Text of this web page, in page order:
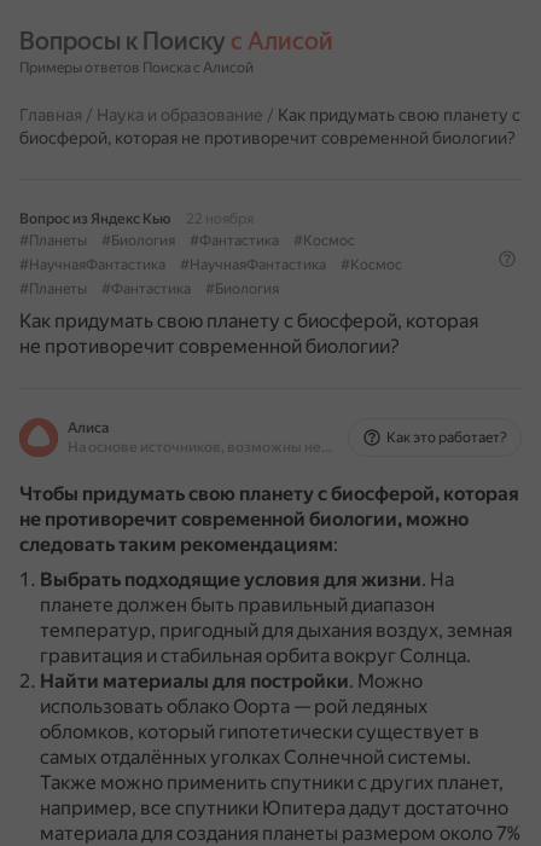
Вопросы к Поиску с Алисой
Примеры ответов Поиска с Алисой
Главная / Наука и образование / Как придумать свою планету с
биосферой, которая не противоречит современной биологии?
Вопрос из Яндекс Кью
22 ноября
#Планеты
#Биология #Фантастика
#Космос
#НаучнаяФантастика
#НаучнаяФантастика
#Космос
#Планеты
#Фантастика #Биология
Как придумать свою планету с биосферой, которая
не противоречит современной биологии?
Алиса
На основе источников, возможны неточности
Как это работает?
Чтобы придумать свою планету с биосферой, которая
не противоречит современной биологии, можно
следовать таким рекомендациям:
Выбрать подходящие условия для жизни. На
планете должен быть правильный диапазон
температур, пригодный для дыхания воздух, земная
гравитация и стабильная орбита вокруг Солнца.
Найти материалы для постройки. Можно
использовать облако Оорта — рой ледяных
обломков, который гипотетически существует в
самых отдалённых уголках Солнечной системы.
Также можно применить спутники с других планет,
например, все спутники Юпитера дадут достаточно
материала для создания планеты размером около 7%